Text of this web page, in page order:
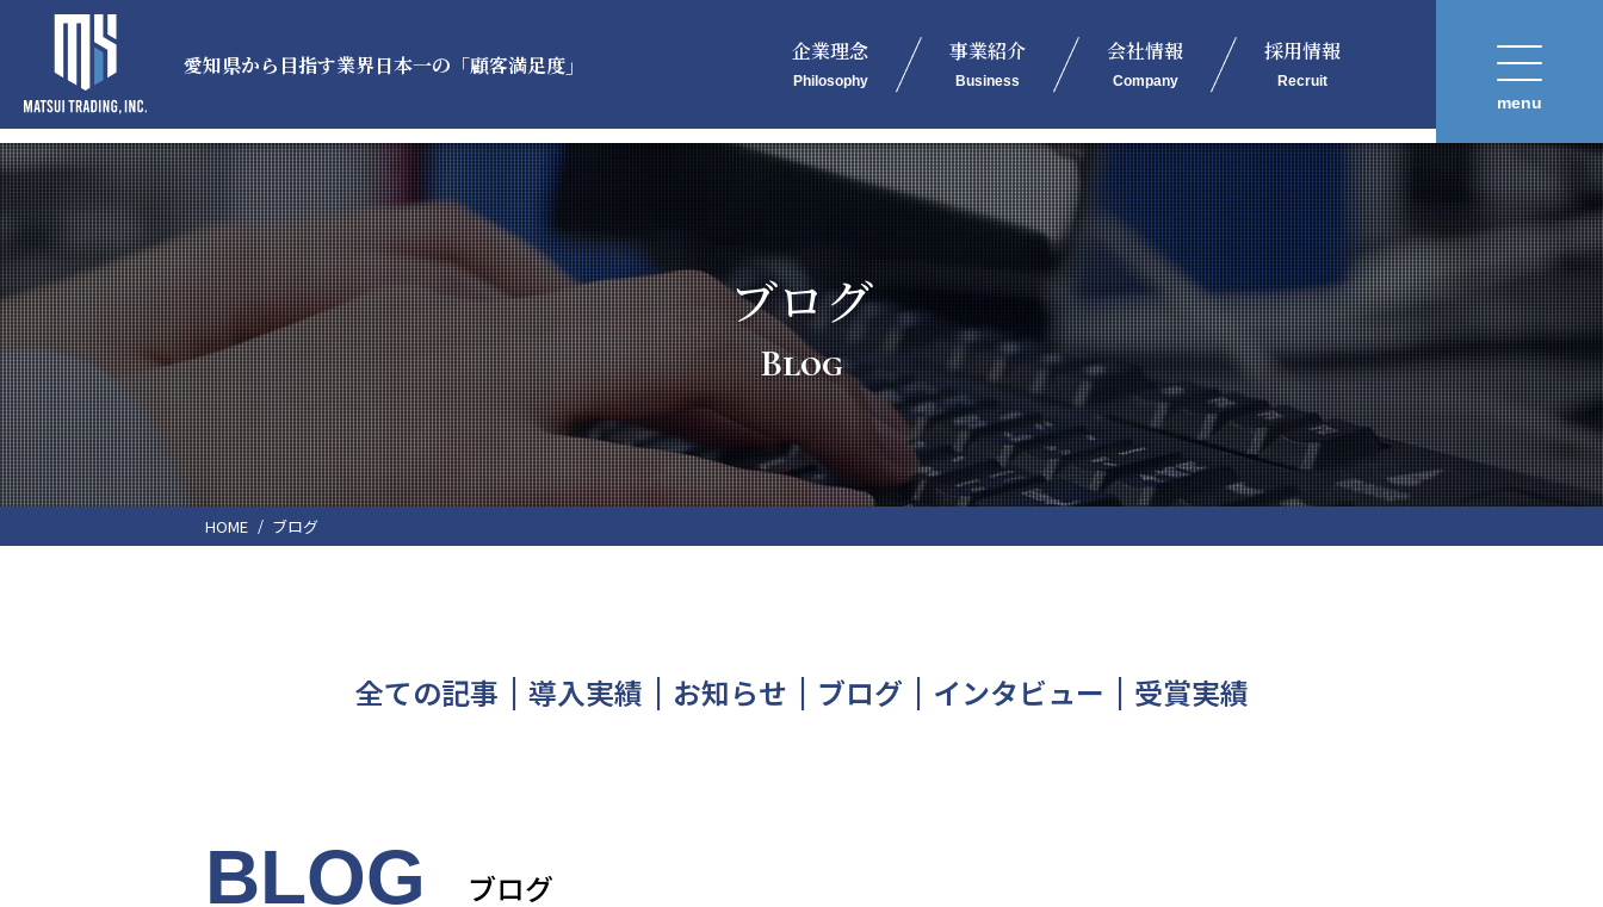
愛知県から目指す業界日本一の「顧客満足度」 企業理念
Philosophy
事業紹介
Business
会社情報
Company
採用情報
Recruit
menu
ブログ
Blog
HOME ブログ
全ての記事 導入実績 お知らせ ブログ インタビュー 受賞実績
BLOG ブログ